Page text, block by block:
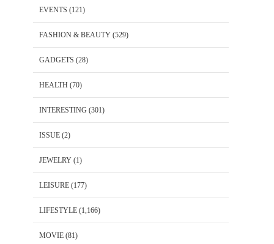
EVENTS (121)
FASHION & BEAUTY (529)
GADGETS (28)
HEALTH (70)
INTERESTING (301)
ISSUE (2)
JEWELRY (1)
LEISURE (177)
LIFESTYLE (1,166)
MOVIE (81)